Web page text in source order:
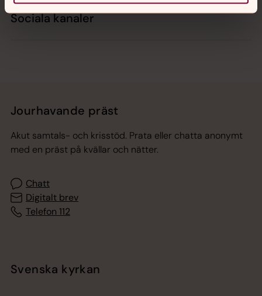
Sociala kanaler
Jourhavande präst
Akut samtals- och krisstöd. Prata eller chatta anonymt
med en präst på kvällar och nätter.
Chatt
Digitalt brev
Telefon 112
Svenska kyrkan